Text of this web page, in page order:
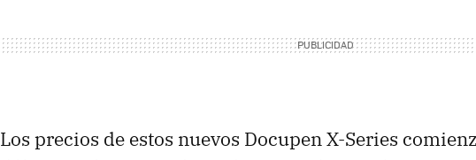
Los precios de estos nuevos Docupen X-Series